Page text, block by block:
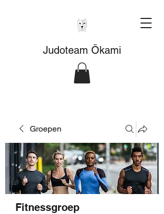
Judoteam Ōkami
Groepen
Fitnessgroep